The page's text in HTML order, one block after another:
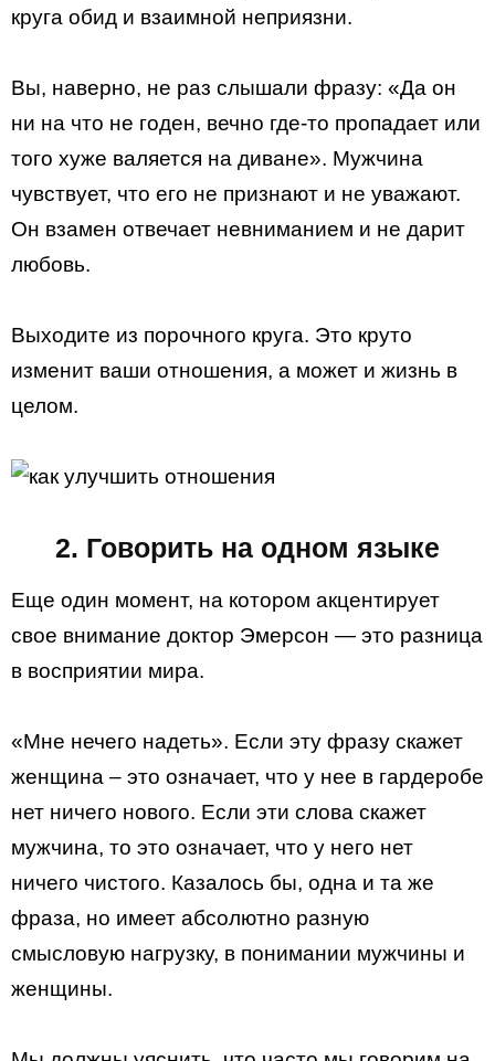
круга обид и взаимной неприязни.
Вы, наверно, не раз слышали фразу: «Да он
ни на что не годен, вечно где-то пропадает или
того хуже валяется на диване». Мужчина
чувствует, что его не признают и не уважают.
Он взамен отвечает невниманием и не дарит
любовь.
Выходите из порочного круга. Это круто
изменит ваши отношения, а может и жизнь в
целом.
2. Говорить на одном языке
Еще один момент, на котором акцентирует
свое внимание доктор Эмерсон — это разница
в восприятии мира.
«Мне нечего надеть». Если эту фразу скажет
женщина – это означает, что у нее в гардеробе
нет ничего нового. Если эти слова скажет
мужчина, то это означает, что у него нет
ничего чистого. Казалось бы, одна и та же
фраза, но имеет абсолютно разную
смысловую нагрузку, в понимании мужчины и
женщины.